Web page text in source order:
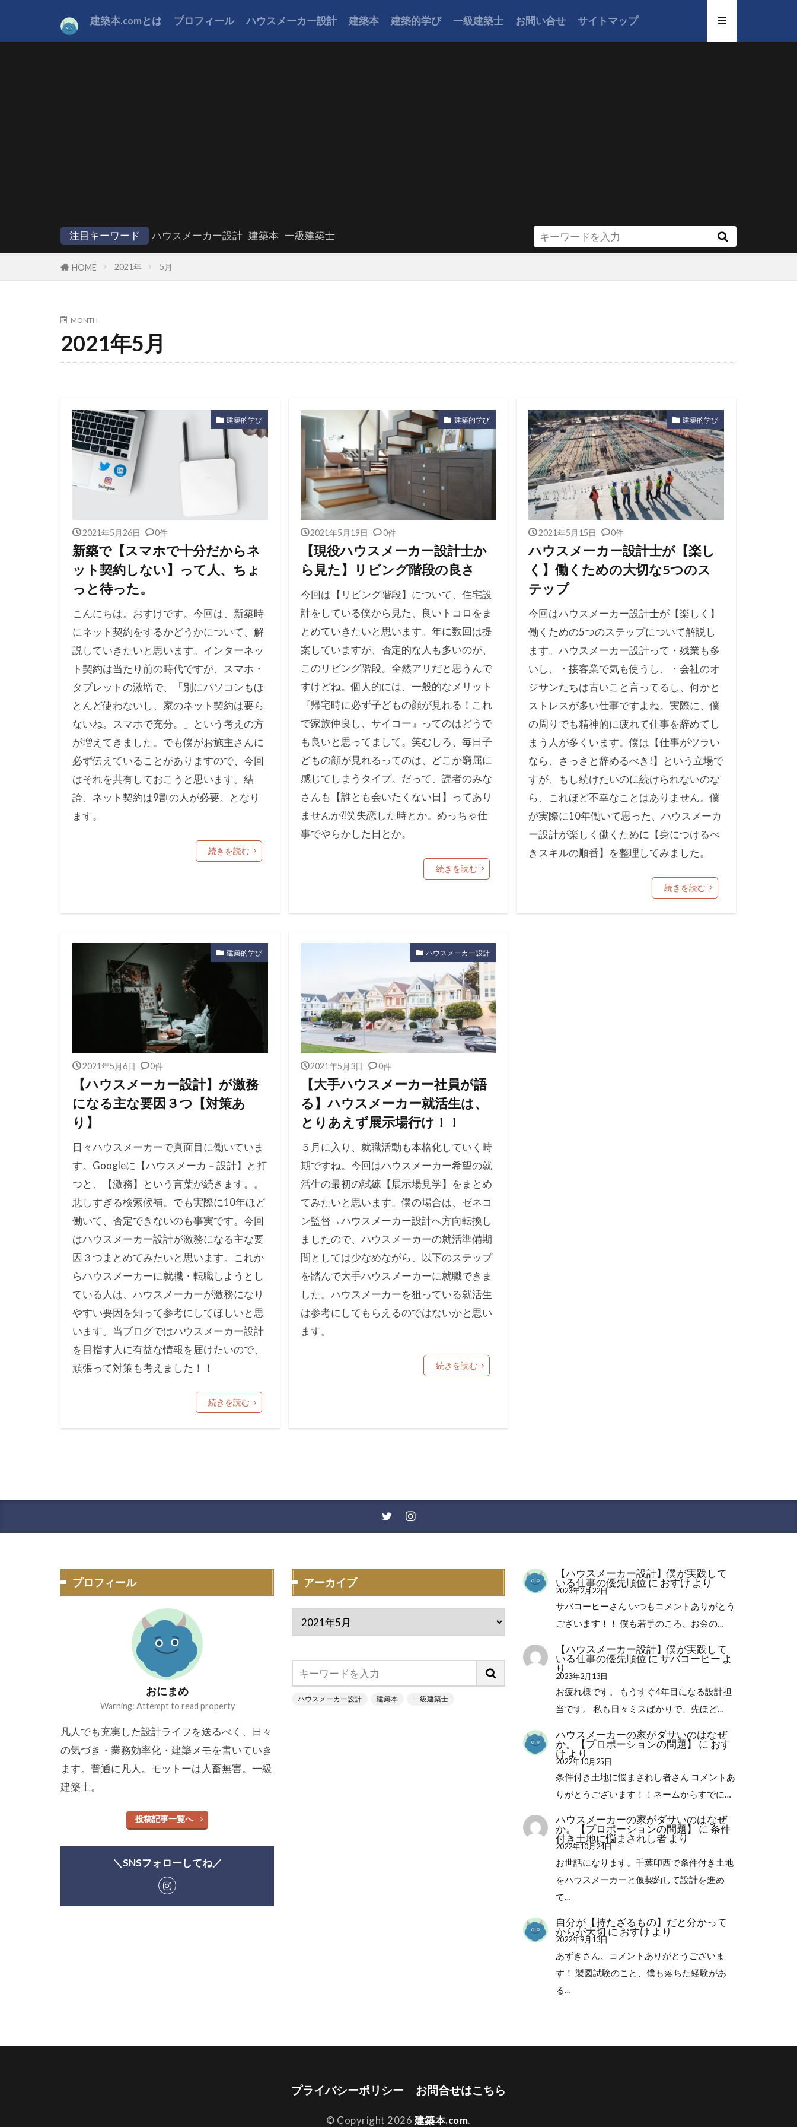
建築本.comとは プロフィール ハウスメーカー設計 建築本 建築的学び 一級建築士 お問い合せ サイトマップ
注目キーワード ハウスメーカー設計 建築本 一級建築士
HOME 2021年 5月
MONTH
2021年5月
建築的学び
2021年5月26日 0件
新築で【スマホで十分だからネ
ット契約しない】って人、ちょ
っと待った。
こんにちは。おすけです。今回は、新築時
にネット契約をするかどうかについて、解
説していきたいと思います。インターネッ
ト契約は当たり前の時代ですが、スマホ・
タブレットの激増で、「別にパソコンもほ
とんど使わないし、家のネット契約は要ら
ないね。スマホで充分。」という考えの方
が増えてきました。でも僕がお施主さんに
必ず伝えていることがありますので、今回
はそれを共有しておこうと思います。結
論、ネット契約は9割の人が必要。となり
ます。
続きを読む
建築的学び
2021年5月19日 0件
【現役ハウスメーカー設計士か
ら見た】リビング階段の良さ
今回は【リビング階段】について、住宅設
計をしている僕から見た、良いトコロをま
とめていきたいと思います。年に数回は提
案していますが、否定的な人も多いのが、
このリビング階段。全然アリだと思うんで
すけどね。個人的には、一般的なメリット
『帰宅時に必ず子どもの顔が見れる！これ
で家族仲良し、サイコー』ってのはどうで
も良いと思ってまして。笑むしろ、毎日子
どもの顔が見れるってのは、どこか窮屈に
感じてしまうタイプ。だって、読者のみな
さんも【誰とも会いたくない日】ってあり
ませんか⁈笑失恋した時とか。めっちゃ仕
事でやらかした日とか。
続きを読む
建築的学び
2021年5月15日 0件
ハウスメーカー設計士が【楽し
く】働くための大切な5つのス
テップ
今回はハウスメーカー設計士が【楽しく】
働くための5つのステップについて解説し
ます。ハウスメーカー設計って・残業も多
いし、・接客業で気も使うし、・会社のオ
ジサンたちは古いこと言ってるし、何かと
ストレスが多い仕事ですよね。実際に、僕
の周りでも精神的に疲れて仕事を辞めてし
まう人が多くいます。僕は【仕事がツラい
なら、さっさと辞めるべき!】という立場で
すが、もし続けたいのに続けられないのな
ら、これほど不幸なことはありません。僕
が実際に10年働いて思った、ハウスメーカ
ー設計が楽しく働くために【身につけるべ
きスキルの順番】を整理してみました。
続きを読む
建築的学び
2021年5月6日 0件
【ハウスメーカー設計】が激務
になる主な要因３つ【対策あ
り】
日々ハウスメーカーで真面目に働いていま
す。Googleに【ハウスメーカ－設計】と打
つと、【激務】という言葉が続きます。。
悲しすぎる検索候補。でも実際に10年ほど
働いて、否定できないのも事実です。今回
はハウスメーカー設計が激務になる主な要
因３つまとめてみたいと思います。これか
らハウスメーカーに就職・転職しようとし
ている人は、ハウスメーカーが激務になり
やすい要因を知って参考にしてほしいと思
います。当ブログではハウスメーカー設計
を目指す人に有益な情報を届けたいので、
頑張って対策も考えました！！
続きを読む
ハウスメーカー設計
2021年5月3日 0件
【大手ハウスメーカー社員が語
る】ハウスメーカー就活生は、
とりあえず展示場行け！！
５月に入り、就職活動も本格化していく時
期ですね。今回はハウスメーカー希望の就
活生の最初の試練【展示場見学】をまとめ
てみたいと思います。僕の場合は、ゼネコ
ン監督→ハウスメーカー設計へ方向転換し
ましたので、ハウスメーカーの就活準備期
間としては少なめながら、以下のステップ
を踏んで大手ハウスメーカーに就職できま
した。ハウスメーカーを狙っている就活生
は参考にしてもらえるのではないかと思い
ます。
続きを読む
プロフィール
おにまめ
Warning: Attempt to read property
凡人でも充実した設計ライフを送るべく、日々
の気づき・業務効率化・建築メモを書いていき
ます。普通に凡人。モットーは人畜無害。一級
建築士。
投稿記事一覧へ
＼SNSフォローしてね／
アーカイブ
ハウスメーカー設計 建築本 一級建築士
【ハウスメーカー設計】僕が実践して
いる仕事の優先順位におすけ より
2023年2月22日
サバコーヒーさん いつもコメントありがとう
ございます！！ 僕も若手のころ、お金の…
【ハウスメーカー設計】僕が実践して
いる仕事の優先順位にサバコーヒー よ
り
2023年2月13日
お疲れ様です。 もうすぐ4年目になる設計担
当です。 私も日々ミスばかりで、先ほど…
ハウスメーカーの家がダサいのはなぜ
か。【プロポーションの問題】 におす
けより
2022年10月25日
条件付き土地に悩まされし者さん コメントあ
りがとうございます！！ネームからすでに…
ハウスメーカーの家がダサいのはなぜ
か。【プロポーションの問題】 に条件
付き土地に悩まされし者より
2022年10月24日
お世話になります。千葉印西で条件付き土地
をハウスメーカーと仮契約して設計を進め
て…
自分が【持たざるもの】だと分かって
からが大切におすけ より
2022年9月13日
あずきさん、コメントありがとうございま
す！ 製図試験のこと、僕も落ちた経験があ
る…
プライバシーポリシー お問合せはこちら
© Copyright 2026 建築本.com.